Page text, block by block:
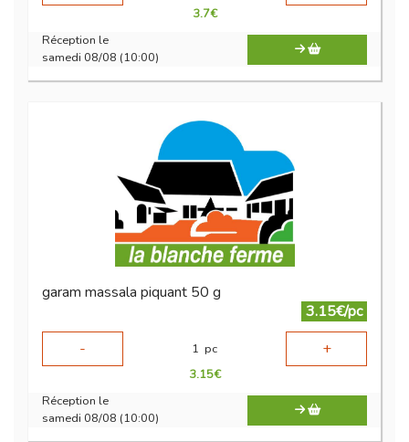
3.7€
Réception le
samedi 08/08 (10:00)
garam massala piquant 50 g
3.15€/pc
-
1 pc +
3.15€
Réception le
samedi 08/08 (10:00)